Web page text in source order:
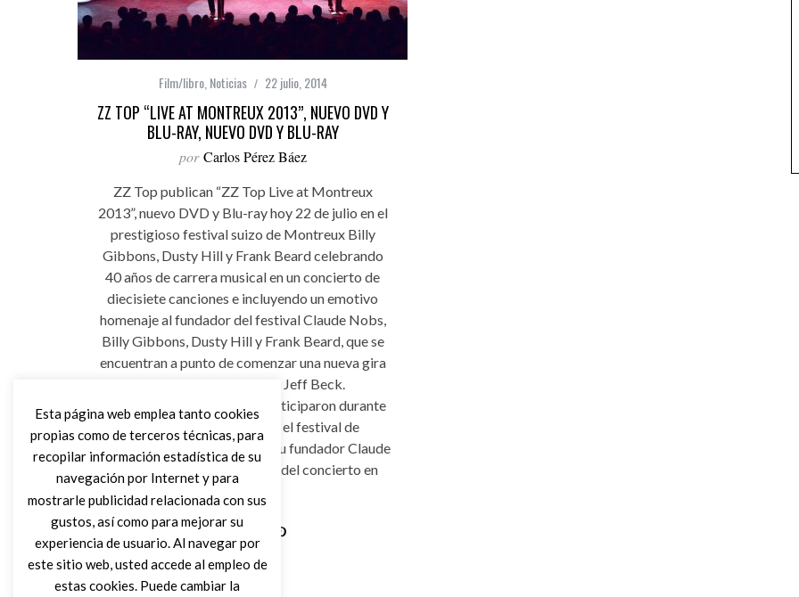
Film/libro, Noticias 22 julio, 2014
ZZ TOP “LIVE AT MONTREUX 2013”, NUEVO DVD Y
BLU-RAY, NUEVO DVD Y BLU-RAY
por Carlos Pérez Báez
ZZ Top publican “ZZ Top Live at Montreux
2013”, nuevo DVD y Blu-ray hoy 22 de julio en el
prestigioso festival suizo de Montreux Billy
Gibbons, Dusty Hill y Frank Beard celebrando
40 años de carrera musical en un concierto de
diecisiete canciones e incluyendo un emotivo
homenaje al fundador del festival Claude Nobs,
Billy Gibbons, Dusty Hill y Frank Beard, que se
encuentran a punto de comenzar una nueva gira
norteamericana junto a Jeff Beck.
Mike Flanigin y Van Wilks participaron durante
el concierto de ZZ Top en el festival de
Montreux para homenajear a su fundador Claude
Nobs, fallecido meses antes del concierto en
Leer Más
Esta página web emplea tanto cookies
propias como de terceros técnicas, para
recopilar información estadística de su
navegación por Internet y para
mostrarle publicidad relacionada con sus
gustos, así como para mejorar su
experiencia de usuario. Al navegar por
este sitio web, usted accede al empleo de
estas cookies. Puede cambiar la